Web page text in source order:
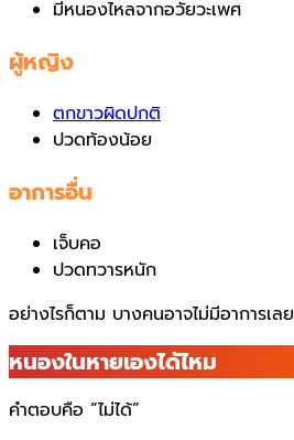
มีหนองไหลจากอวัยวะเพศ
ผู้หญิง
ตกขาวผิดปกติ
ปวดท้องน้อย
อาการอื่น
เจ็บคอ
ปวดทวารหนัก
อย่างไรก็ตาม บางคนอาจไม่มีอาการเลย
หนองในหายเองได้ไหม
คำตอบคือ “ไม่ได้”